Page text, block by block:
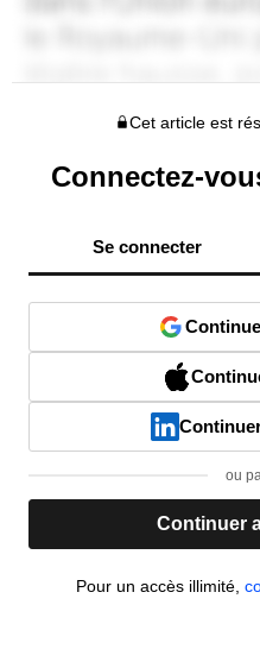
Cet article est
Connectez-
Se connecter
ou
Continuer
Pour un accès illimité,